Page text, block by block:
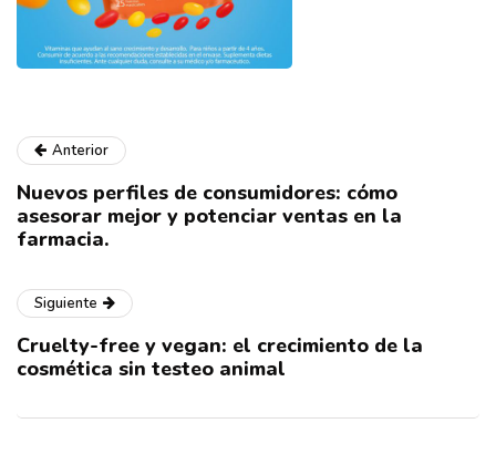
Anterior
Nuevos perfiles de consumidores: cómo
asesorar mejor y potenciar ventas en la
farmacia.
Siguiente
Cruelty-free y vegan: el crecimiento de la
cosmética sin testeo animal